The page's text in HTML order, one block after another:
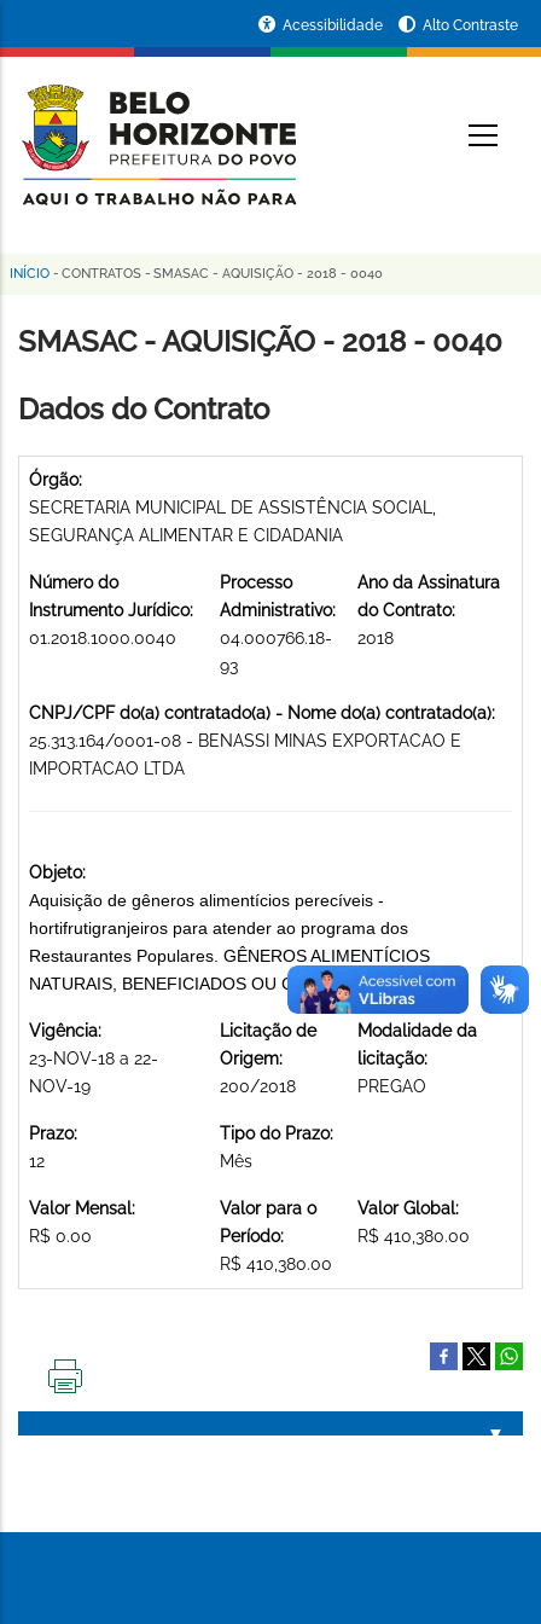
conteúdo
principal
da
Prefeitura
de
Horizonte
Acessibilidade Alto Contraste
Trilha
de
INÍCIO - CONTRATOS - SMASAC - AQUISIÇÃO - 2018 - 0040
SMASAC - AQUISIÇÃO - 2018 - 0040
Dados do Contrato
Órgão:
SECRETARIA MUNICIPAL DE ASSISTÊNCIA SOCIAL,
SEGURANÇA ALIMENTAR E CIDADANIA
Número do
Instrumento Jurídico:
01.2018.1000.0040
Processo
Administrativo:
04.000766.18-
93
Ano da Assinatura
do Contrato:
2018
CNPJ/CPF do(a) contratado(a) - Nome do(a) contratado(a):
25.313.164/0001-08 - BENASSI MINAS EXPORTACAO E
IMPORTACAO LTDA
Objeto:
Aquisição de gêneros alimentícios perecíveis -
hortifrutigranjeiros para atender ao programa dos
Restaurantes Populares. GÊNEROS ALIMENTÍCIOS
NATURAIS, BENEFICIADOS OU CONSERVADOS
Vigência:
23-NOV-18 a 22-
NOV-19
Licitação de
Origem:
200/2018
Modalidade da
licitação:
PREGAO
Prazo:
12
Tipo do Prazo:
Mês
Valor Mensal:
R$ 0.00
Valor para o
Período:
R$ 410,380.00
Valor Global:
R$ 410,380.00
PÁGINA